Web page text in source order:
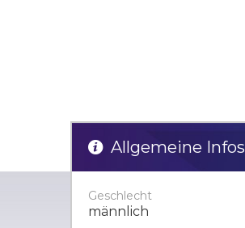
Allgemeine Infos
Geschlecht
männlich